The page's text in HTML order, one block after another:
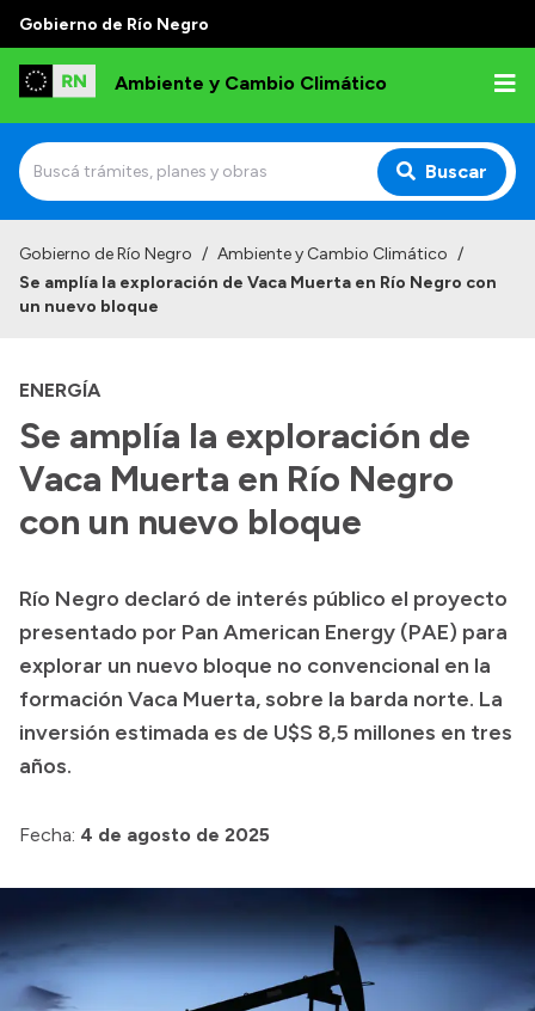
Gobierno de Río Negro
Ambiente y Cambio Climático
Buscar
Institucional
Delegaciones
Autoridades
Normativa
Presupuesto
Boletín Oficial
Compras y licitaciones
Consulta de expedientes
Consulta de pago a proveedores
Login
Gobierno de Río Negro / Ambiente y Cambio Climático /
Se amplía la exploración de Vaca Muerta en Río Negro con
un nuevo bloque
ENERGÍA
Se amplía la exploración de
Vaca Muerta en Río Negro
con un nuevo bloque
Río Negro declaró de interés público el proyecto
presentado por Pan American Energy (PAE) para
explorar un nuevo bloque no convencional en la
formación Vaca Muerta, sobre la barda norte. La
inversión estimada es de U$S 8,5 millones en tres
años.
Fecha: 4 de agosto de 2025